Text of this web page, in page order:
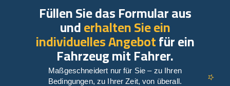
Füllen Sie das Formular aus
underhalten Sie ein
individuelles Angebotfür ein
Fahrzeug mit Fahrer.
Maßgeschneidert nur für Sie – zu Ihren
Bedingungen, zu Ihrer Zeit, von überall.